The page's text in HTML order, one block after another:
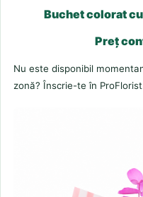
Buchet colorat
Preț
Nu este disponibil
zonă? Înscrie-te în